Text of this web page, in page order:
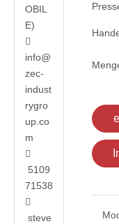
OBIL
E)

info@
zec-
indust
rygro
up.co
m

5109
71538

steve